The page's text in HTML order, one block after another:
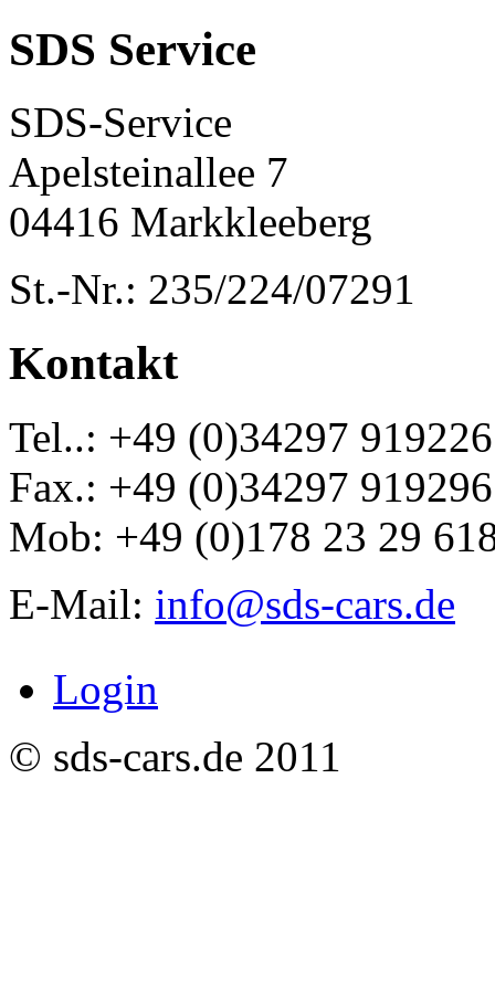
SDS Service
SDS-Service
Apelsteinallee 7
04416 Markkleeberg
St.-Nr.: 235/224/07291
Kontakt
Tel..: +49 (0)34297 919226
Fax.: +49 (0)34297 919296
Mob: +49 (0)178 23 29
E-Mail: info@sds-cars.de
Login
© sds-cars.de 2011